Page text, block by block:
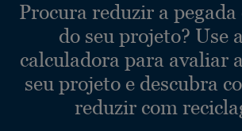
Procura reduzir a
do seu projeto? Use
calculadora para avaliar
seu projeto e descubra
reduzir com